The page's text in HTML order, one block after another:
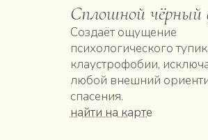
Сплошной чёрный
Создаёт ощущение
психологического
клаустрофобии,
любой внешний
спасения.
найти на карте